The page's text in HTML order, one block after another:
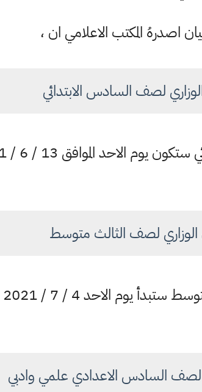
اصدرهُ المكتب الاعلامي ان ،
لصف السادس الابتدائي
الاحد الموافق 13 / 6 / 2021 ،
الوزاري لصف الثالث متوسط
يوم الاحد 4 / 7 / 2021 ،
لصف السادس الاعدادي علمي وادبي